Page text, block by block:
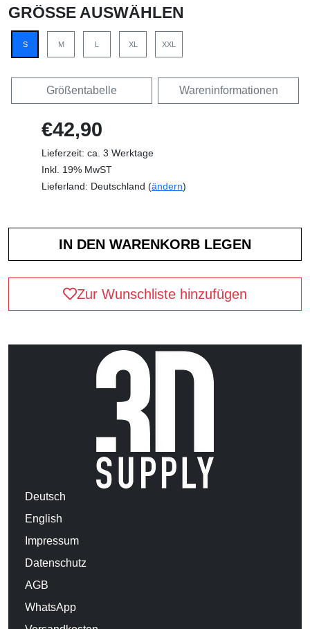
GRÖSSE AUSWÄHLEN
S M L XL XXL
Größentabelle Wareninformationen
€42,90
Lieferzeit: ca. 3 Werktage
Inkl. 19% MwST
Lieferland: Deutschland (ändern)
Zur Wunschliste hinzufügen
Deutsch
English
Impressum
Datenschutz
AGB
WhatsApp